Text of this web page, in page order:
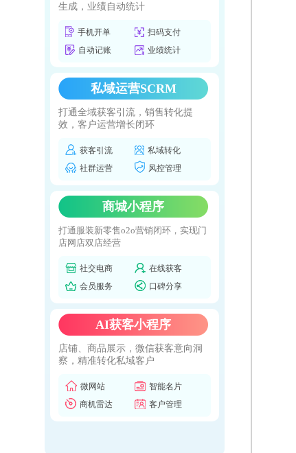
生成，业绩自动统计
手机开单
扫码支付
自动记账
业绩统计
私域运营SCRM
打通全域获客引流，销售转化提
效，客户运营增长闭环
获客引流
私域转化
社群运营
风控管理
商城小程序
打通服装新零售o2o营销闭环，实现门
店网店双店经营
社交电商
在线获客
会员服务
口碑分享
AI获客小程序
店铺、商品展示，微信获客意向洞
察，精准转化私域客户
微网站
智能名片
商机雷达
客户管理